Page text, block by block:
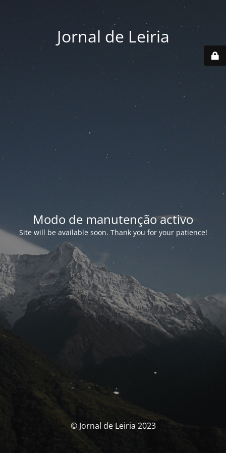
Jornal de Leiria
Modo de manutenção activo
Site will be available soon. Thank you for your patience!
© Jornal de Leiria 2023